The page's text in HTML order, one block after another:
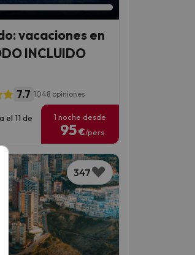
vacaciones en
INCLUIDO
7.7 1048 opiniones
11 de
1 noche desde
95€/pers.
347